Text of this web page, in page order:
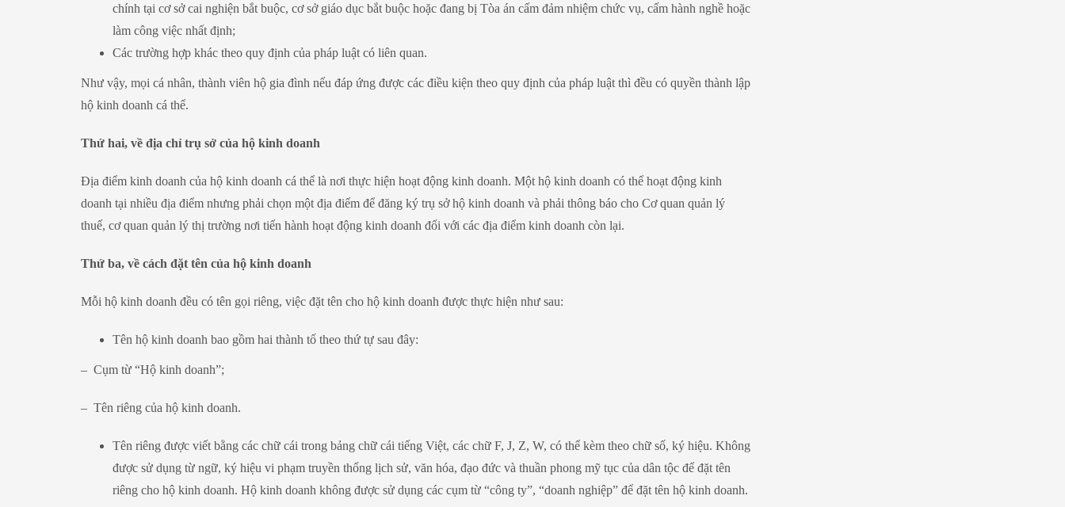
chính tại cơ sở cai nghiện bắt buộc, cơ sở giáo dục bắt buộc hoặc đang bị Tòa án cấm đảm nhiệm chức vụ, cấm hành nghề hoặc
làm công việc nhất định;
Các trường hợp khác theo quy định của pháp luật có liên quan.
Như vậy, mọi cá nhân, thành viên hộ gia đình nếu đáp ứng được các điều kiện theo quy định của pháp luật thì đều có quyền thành lập
hộ kinh doanh cá thể.
Thứ hai, về địa chỉ trụ sở của hộ kinh doanh
Địa điểm kinh doanh của hộ kinh doanh cá thể là nơi thực hiện hoạt động kinh doanh. Một hộ kinh doanh có thể hoạt động kinh
doanh tại nhiều địa điểm nhưng phải chọn một địa điểm để đăng ký trụ sở hộ kinh doanh và phải thông báo cho Cơ quan quản lý
thuế, cơ quan quản lý thị trường nơi tiến hành hoạt động kinh doanh đối với các địa điểm kinh doanh còn lại.
Thứ ba, về cách đặt tên của hộ kinh doanh
Mỗi hộ kinh doanh đều có tên gọi riêng, việc đặt tên cho hộ kinh doanh được thực hiện như sau:
Tên hộ kinh doanh bao gồm hai thành tố theo thứ tự sau đây:
– Cụm từ “Hộ kinh doanh”;
– Tên riêng của hộ kinh doanh.
Tên riêng được viết bằng các chữ cái trong bảng chữ cái tiếng Việt, các chữ F, J, Z, W, có thể kèm theo chữ số, ký hiệu. Không
được sử dụng từ ngữ, ký hiệu vi phạm truyền thống lịch sử, văn hóa, đạo đức và thuần phong mỹ tục của dân tộc để đặt tên
riêng cho hộ kinh doanh. Hộ kinh doanh không được sử dụng các cụm từ “công ty”, “doanh nghiệp” để đặt tên hộ kinh doanh.